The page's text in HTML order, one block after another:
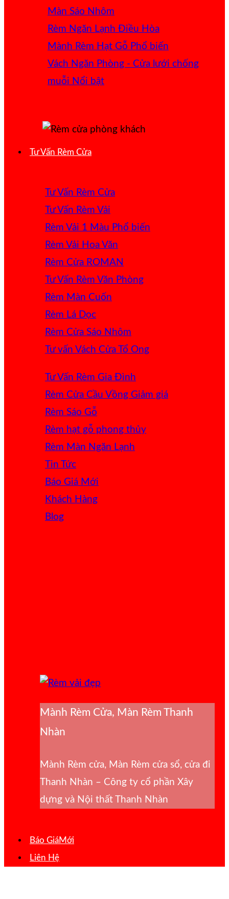
Màn Sáo Nhôm
Rèm Ngăn Lạnh Điều Hòa
Mành Rèm Hạt Gỗ
Vách Ngăn Phòng - Cửa lưới chống
muỗi
Tư Vấn Rèm Cửa
Tư Vấn Rèm Cửa
Tư Vấn Rèm Vải
Rèm Vải 1 Màu
Rèm Vải Hoa Văn
Rèm Cửa ROMAN
Tư Vấn Rèm Văn Phòng
Rèm Màn Cuốn
Rèm Lá Dọc
Rèm Cửa Sáo Nhôm
Tư vấn Vách Cửa Tổ Ong
Tư Vấn Rèm Gia Đình
Rèm Cửa Cầu Vồng
Rèm Sáo Gỗ
Rèm hạt gỗ phong thủy
Rèm Màn Ngăn Lạnh
Tin Tức
Báo Giá
Khách Hàng
Blog
Mành Rèm Cửa, Màn Rèm Thanh
Nhàn
Mành Rèm cửa, Màn Rèm cửa sổ, cửa đi
Thanh Nhàn – Công ty cổ phần Xây
dựng và Nội thất Thanh Nhàn
Báo Giá
Liên Hệ